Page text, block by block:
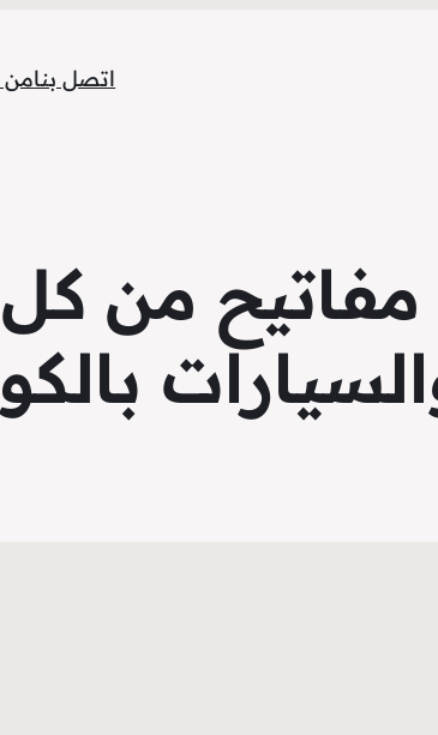
اتصل بنامن
من كل